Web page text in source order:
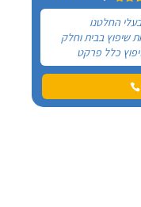
החלטנו
שיפוץ בבית וחלק
כלל פרקט
שיותקן מעל
(הישן) הקיים. קנינו
מחנות חיצונית